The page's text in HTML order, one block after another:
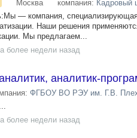
Москва компания: Кадровый
— компания,
Наши решения
Мы предлагаем...
более недели назад
аналитик-
ФГБОУ ВО РЭУ им. Г.В.
...
более недели назад